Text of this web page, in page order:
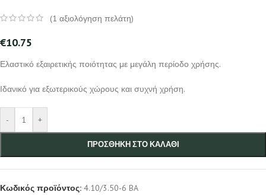
(1 αξιολόγηση πελάτη)
€10.75
Ελαστικό εξαιρετικής ποιότητας με μεγάλη περίοδο χρήσης.
Ιδανικό για εξωτερικούς χώρους και συχνή χρήση.
- +
ΠΡΟΣΘΉΚΗ ΣΤΟ ΚΑΛΆΘΙ
Κωδικός προϊόντος: 4.10/3.50-6 BA